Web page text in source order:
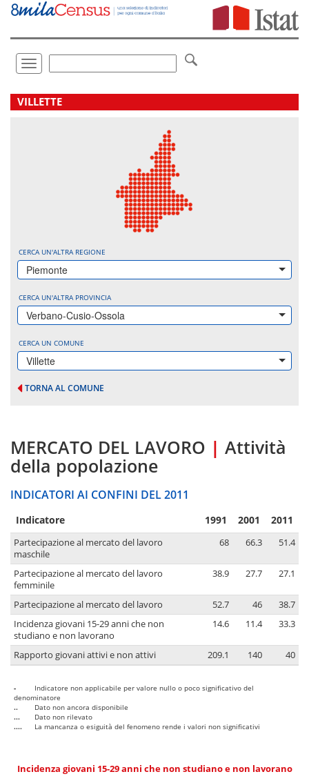
Vai
direttamente
Toggle
navigation
.
VILLETTE
CERCA UN'ALTRA REGIONE
Piemonte
CERCA UN'ALTRA PROVINCIA
Verbano-Cusio-Ossola
CERCA UN COMUNE
Villette
TORNA AL COMUNE
MERCATO DEL LAVORO | Attività
della popolazione
INDICATORI AI CONFINI DEL 2011
Indicatore 1991 2001 2011
Partecipazione al mercato del lavoro
maschile
68 66.3 51.4
Partecipazione al mercato del lavoro
femminile
38.9 27.7 27.1
Partecipazione al mercato del lavoro 52.7 46
38.7
Incidenza giovani 15-29 anni che non
studiano e non lavorano
14.6 11.4 33.3
Rapporto giovani attivi e non attivi 209.1 140 40
-
Indicatore non applicabile per valore nullo o poco significativo del
denominatore
..
Dato non ancora disponibile
...
Dato non rilevato
....
La mancanza o esiguità del fenomeno rende i valori non significativi
Incidenza giovani 15-29 anni che non studiano e non lavorano